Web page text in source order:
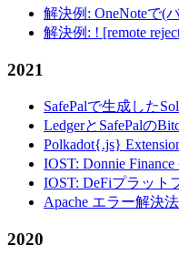
解決例: OneNoteで(
解決例: ! [remote
2021
SafePalで生成した
LedgerとSafePalの
Polkadot{.js}
IOST: Donnie
IOST: DeFiプラット
Apache エラー解決法
2020